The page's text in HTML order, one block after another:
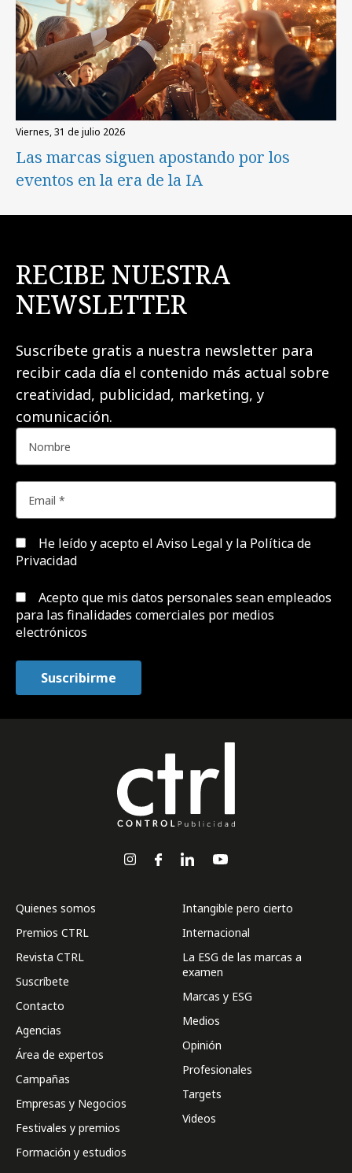
viernes, 31 de julio 2026
Las marcas siguen apostando por los
eventos en la era de la IA
RECIBE NUESTRA
NEWSLETTER
Suscríbete gratis a nuestra newsletter para
recibir cada día el contenido más actual sobre
creatividad, publicidad, marketing, y
comunicación.
He leído y acepto el Aviso Legal y la Política de
Privacidad
Acepto que mis datos personales sean empleados
para las finalidades comerciales por medios
electrónicos
Quienes somos
Premios CTRL
Revista CTRL
Suscríbete
Contacto
Agencias
Área de expertos
Campañas
Empresas y Negocios
Festivales y premios
Formación y estudios
Intangible pero cierto
Internacional
La ESG de las marcas a
examen
Marcas y ESG
Medios
Opinión
Profesionales
Targets
Videos